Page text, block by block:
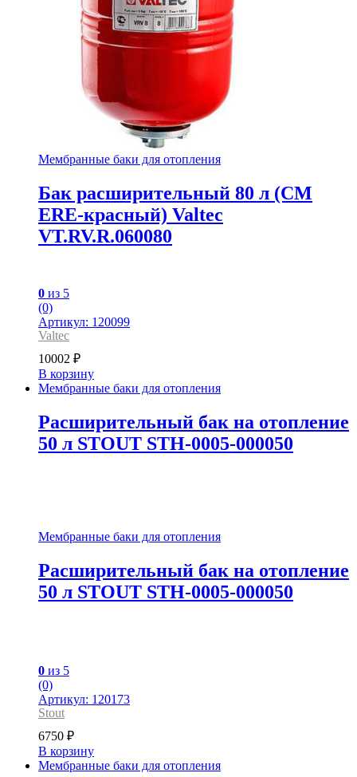
Мембранные баки для отопления
Бак расширительный 80 л (СМ
ЕRE-красный) Valtec
VT.RV.R.060080
0 из 5
(0)
Артикул: 120099
Valtec
10002 ₽
В корзину
Мембранные баки для отопления
Расширительный бак на отопление
50 л STOUT STH-0005-000050
Мембранные баки для отопления
Расширительный бак на отопление
50 л STOUT STH-0005-000050
0 из 5
(0)
Артикул: 120173
Stout
6750 ₽
В корзину
Мембранные баки для отопления